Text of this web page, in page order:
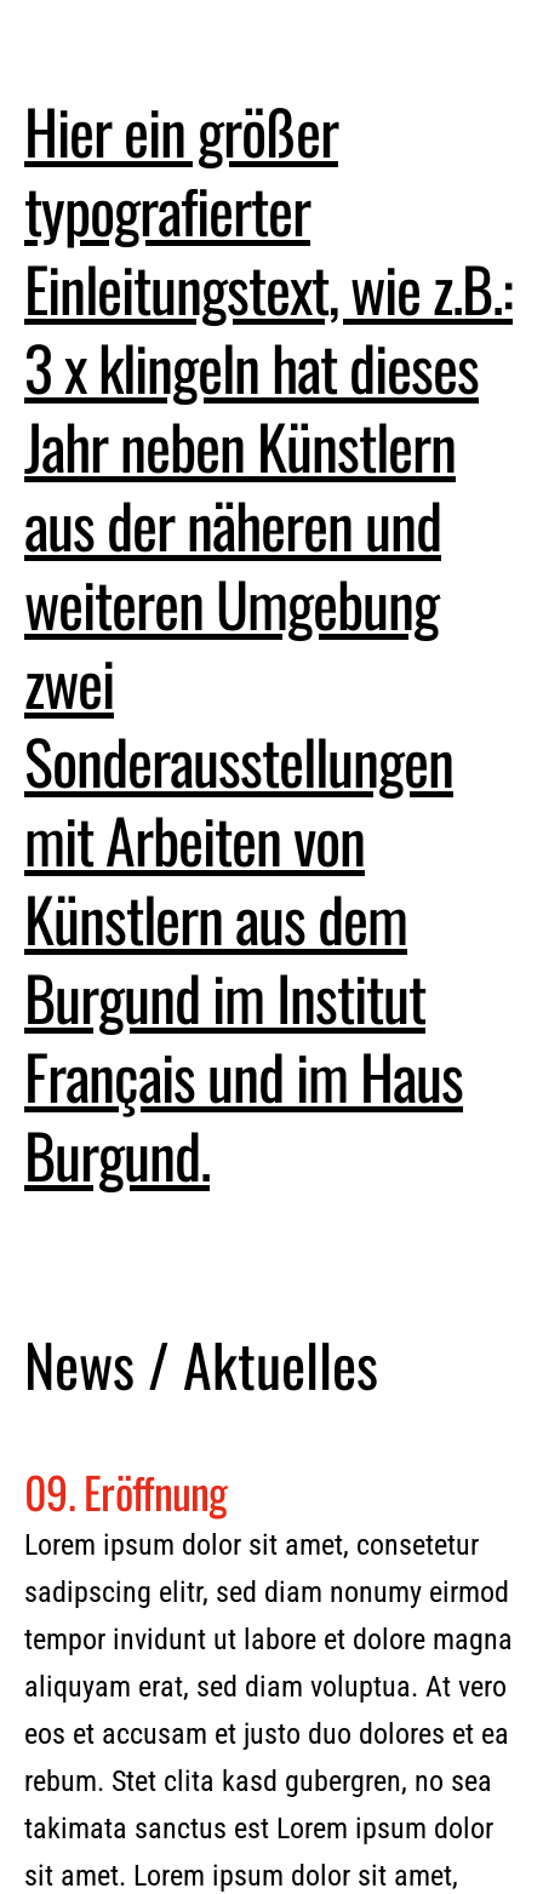
Hier ein größer
typografierter
Einleitungstext, wie z.B.:
3 x klingeln hat dieses
Jahr neben Künstlern
aus der näheren und
weiteren Umgebung
zwei
Sonderausstellungen
mit Arbeiten von
Künstlern aus dem
Burgund im Institut
Français und im Haus
Burgund.
News / Aktuelles
09. Eröffnung
Lorem ipsum dolor sit amet, consetetur
sadipscing elitr, sed diam nonumy eirmod
tempor invidunt ut labore et dolore magna
aliquyam erat, sed diam voluptua. At vero
eos et accusam et justo duo dolores et ea
rebum. Stet clita kasd gubergren, no sea
takimata sanctus est Lorem ipsum dolor
sit amet. Lorem ipsum dolor sit amet,